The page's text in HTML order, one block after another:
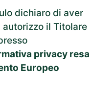
dichiaro di aver
il Titolare
privacy resa
Europeo